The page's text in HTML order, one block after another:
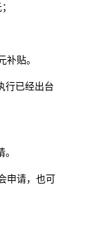
补贴。
行已经出台
申请，也可